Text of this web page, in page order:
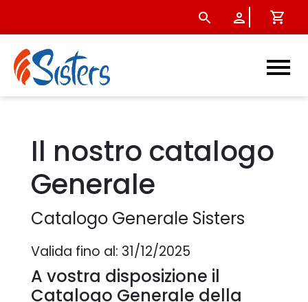
Catalogo generale -
Il nostro catalogo
Generale
Catalogo Generale Sisters
Valida fino al: 31/12/2025
A vostra disposizione il
Catalogo Generale della